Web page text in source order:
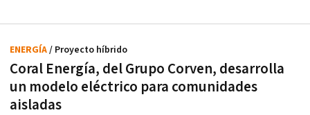
Coral Energía, del Grupo Corven, desarrolla
un modelo eléctrico para comunidades
aisladas
ENERGÍA/ Proyecto híbrido